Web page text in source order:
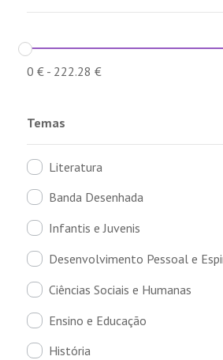
0 €- 222.28 €
Temas
Literatura
Banda Desenhada
Infantis e Juvenis
Desenvolvimento Pessoal e
Ciências Sociais e Humanas
Ensino e Educação
História